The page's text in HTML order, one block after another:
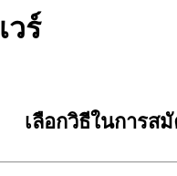
ร์
เลือกวิธีในการส